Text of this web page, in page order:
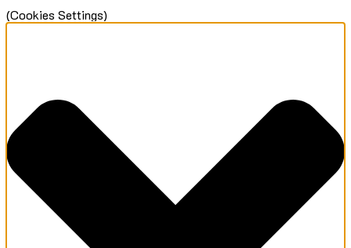
(Cookies Settings)